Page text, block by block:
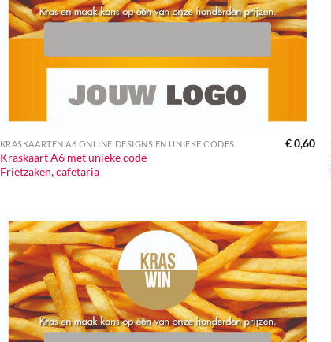
KRASKAARTEN A6 ONLINE DESIGNS EN UNIEKE CODES
Kraskaart A6 met unieke code
Frietzaken, cafetaria
€0,60